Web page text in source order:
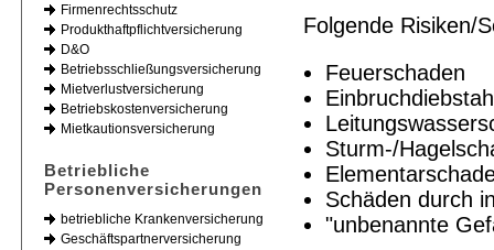
Firmenrechtsschutz
Produkthaftpflichtversicherung
D&O
Betriebsschließungsversicherung
Mietverlustversicherung
Betriebskostenversicherung
Mietkautionsversicherung
Betriebliche
Personenversicherungen
betriebliche Krankenversicherung
Geschäftspartnerversicherung
Folgende Risiken/
Feuerschaden
Sturm-/
Schäden durch
"unbenannte